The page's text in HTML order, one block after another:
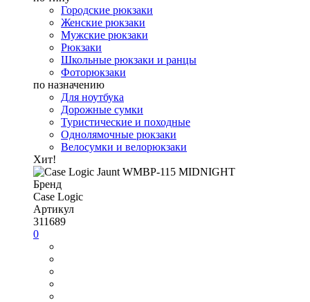
Городские рюкзаки
Женские рюкзаки
Мужские рюкзаки
Рюкзаки
Школьные рюкзаки и ранцы
Фоторюкзаки
по назначению
Для ноутбука
Дорожные сумки
Туристические и походные
Однолямочные рюкзаки
Велосумки и велорюкзаки
Хит!
Бренд
Case Logic
Артикул
311689
0